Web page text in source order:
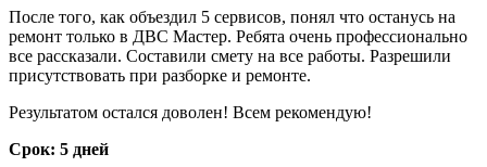
После того, как объездил 5 сервисов, понял что останусь на
ремонт только в ДВС Мастер. Ребята очень профессионально
все рассказали. Составили смету на все работы. Разрешили
присутствовать при разборке и ремонте.
Результатом остался доволен! Всем рекомендую!
Срок: 5 дней